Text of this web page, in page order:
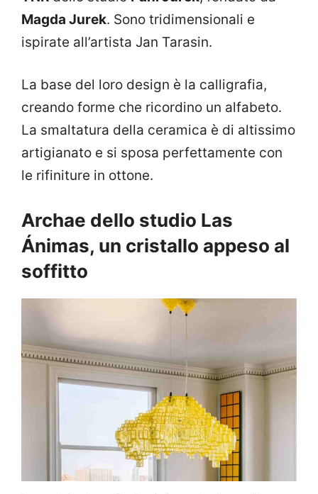
Magda Jurek. Sono tridimensionali e
ispirate all’artista Jan Tarasin.
La base del loro design è la calligrafia,
creando forme che ricordino un alfabeto.
La smaltatura della ceramica è di altissimo
artigianato e si sposa perfettamente con
le rifiniture in ottone.
Archae dello studio Las
Ánimas, un cristallo appeso al
soffitto